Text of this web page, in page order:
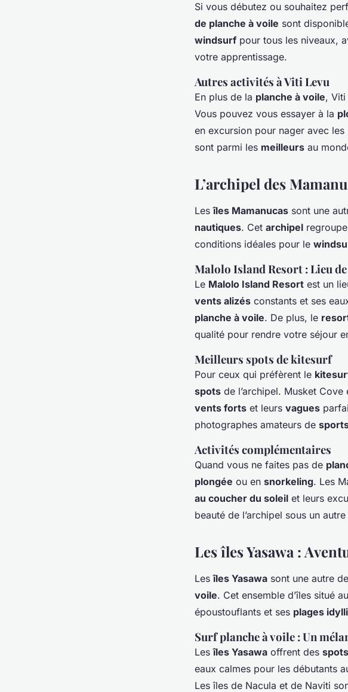
Si vous débutez ou souhaitez
de planche à voile sont
windsurf pour tous les niveaux,
votre apprentissage.
Autres activités à Viti Levu
En plus de la planche à voile, Viti
Vous pouvez vous essayer à la
en excursion pour nager avec les
sont parmi les meilleurs au
L’archipel des
Lesîles Mamanucas sont une
nautiques. Cet archipel
conditions idéales pour le
Malolo Island Resort : Lieu
Le Malolo Island Resort est un
vents alizés constants et ses
planche à voile. De plus, le
qualité pour rendre votre séjour
Meilleurs spots de kitesurf
Pour ceux qui préfèrent le
spots de l’archipel. Musket
vents forts et leurs vagues
photographes amateurs de
Activités complémentaires
Quand vous ne faites pas de
plongée ou en snorkeling. Les
au coucher du soleil et leurs
beauté de l’archipel sous un
Les îles Yasawa :
Lesîles Yasawa sont une autre
voile. Cet ensemble d’îles situé
époustouflants et ses plages
Surf planche à voile : Un
Lesîles Yasawa offrent des spots
eaux calmes pour les débutants
Les îles de Nacula et de Naviti